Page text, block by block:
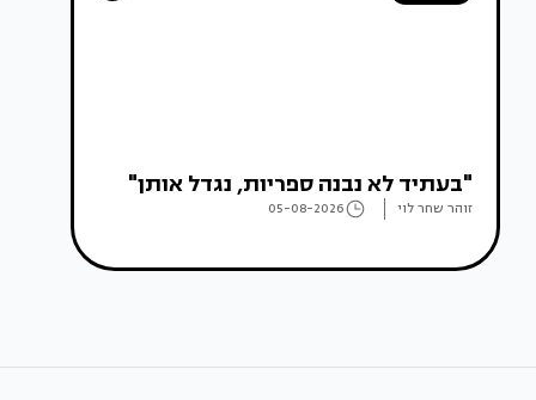
"בעתיד לא נבנה ספריות, נגדל אותן"
זוהר שחר לוי 05-08-2026